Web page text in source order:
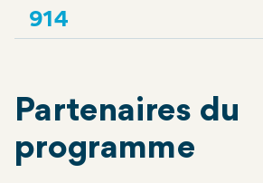
914
Partenaires du
programme